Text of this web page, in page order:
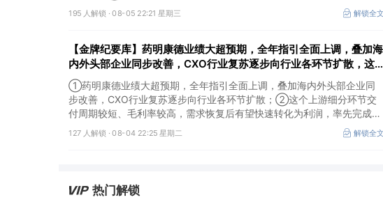
大、持续运行的数据中心园区，透平叶片为上游主要卡产能环节，这家国
内公司已与国外燃机巨头签署多年供货协议；③国家电网“十五五”投资规
几家企业为国内特高压设备头部企业。
195 人解锁 ·08-05 22:21 星期三 解锁全
【金牌纪要库】药明康德业绩大超预期，全年指引全面上调，叠加海
内外头部企业同步改善，CXO行业复苏逐步向行业各环节扩散，这
个上游细分环节交付周期较短、毛利率较高，需求恢复后有望快速转
化为利润
①药明康德业绩大超预期，全年指引全面上调，叠加海内外头部企业同
步改善，CXO行业复苏逐步向行业各环节扩散；②这个上游细分环节交
付周期较短、毛利率较高，需求恢复后有望快速转化为利润，率先完成客
户认证并具备规模化生产能力的企业竞争优势更明显；③相较2019—
2021年周期，本轮更多来自存量管线向中后期推进、境外BD交易活跃、
127 人解锁 ·08-04 22:25 星期二 解锁全
热门解锁